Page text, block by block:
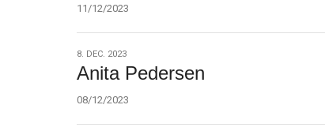
11/12/2023
8.
dec.
8. DEC. 2023
Anita Pedersen
08/12/2023